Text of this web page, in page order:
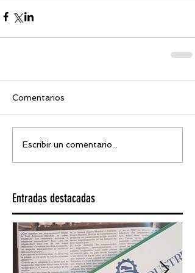
Comentarios
Escribir un comentario...
Entradas destacadas